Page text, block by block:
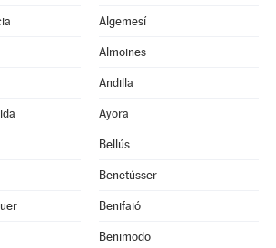
Algemesí
Almoines
Andilla
Ayora
Bellús
Benetússer
Benifaió
Benimodo